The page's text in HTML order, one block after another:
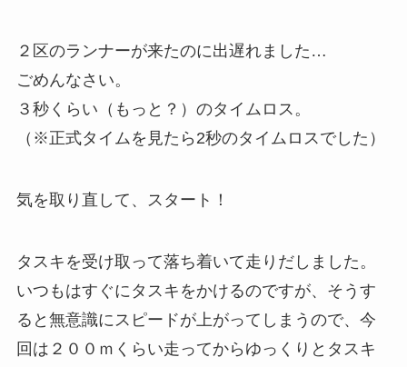
２区のランナーが来たのに出遅れました…
ごめんなさい。
３秒くらい（もっと？）のタイムロス。
（※正式タイムを見たら2秒のタイムロスでした）
気を取り直して、スタート！
タスキを受け取って落ち着いて走りだしました。
いつもはすぐにタスキをかけるのですが、そうす
ると無意識にスピードが上がってしまうので、今
回は２００ｍくらい走ってからゆっくりとタスキ